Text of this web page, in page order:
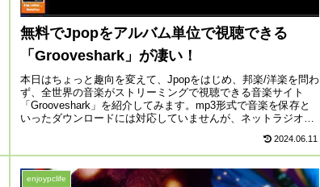
無料でJpopをアルバム単位で視聴できる
「Grooveshark」が凄い！
本日はちょっと趣向を変えて、Jpopをはじめ、邦楽/洋楽を問わ
ず、全世界の音楽がストリーミングで視聴できる音楽サイト
「Grooveshark」を紹介してみます。mp3形式で音楽を保存と
いったダウンロードには対応していませんが、ネットラジオ
2024.06.11
enjoypclife